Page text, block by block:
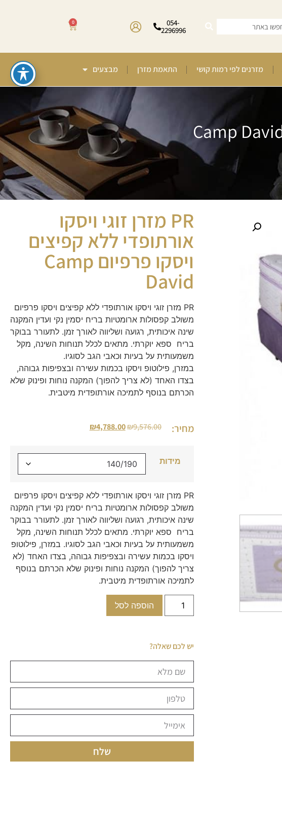
054-
2296996
0
מזרנים לפי רמות קושי התאמת מזרן מבצעים
PR מזרן זוגי ויסקו
אורתופדי ללא קפיצים
ויסקו פרפיום Camp
David
PR מזרן זוגי ויסקו אורתופדי ללא קפיצים ויסקו פרפיום
משולב קפסולות ארומטיות בריח יסמין נקי ועדין המקנה
שינה איכותית, רגועה ושליווה לאורך זמן. לתעורר בבוקר
בריח ספא יוקרתי. מתאים לכלל תנוחות השינה, מקל
משמעותית על בעיות וכאבי הגב לסוגיו.
במזרן, פילוטופ ויסקו בכמות עשירה ובצפיפות גבוהה,
בצדו האחד (לא צריך להפוך) המקנה נוחות ופינוק שלא
הכרתם בנוסף לתמיכה אורתופדית מיטבית.
מחיר: ₪9,576.00
₪4,788.00
מידות
PR מזרן זוגי ויסקו אורתופדי ללא קפיצים ויסקו פרפיום
משולב קפסולות ארומטיות בריח יסמין נקי ועדין המקנה
שינה איכותית, רגועה ושליווה לאורך זמן. לתעורר בבוקר
בריח ספא יוקרתי. מתאים לכלל תנוחות השינה, מקל
משמעותית על בעיות וכאבי הגב לסוגיו. במזרן, פילוטופ
ויסקו בכמות עשירה ובצפיפות גבוהה, בצדו האחד (לא
צריך להפוך) המקנה נוחות ופינוק שלא הכרתם בנוסף
לתמיכה אורתופדית מיטבית.
הוספה לסל
יש לכם שאלה?
שלח